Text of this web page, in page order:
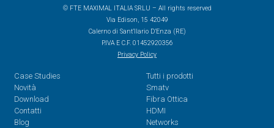
© FTE MAXIMAL ITALIA SRLU – All rights reserved
Via Edison, 15 42049
Calerno di Sant’Ilario D’Enza (RE)
P.IVA E C.F. 01452920356
Privacy Policy
Case Studies
Novità
Download
Contatti
Blog
Tutti i prodotti
Smatv
Fibra Ottica
HDMI
Networks